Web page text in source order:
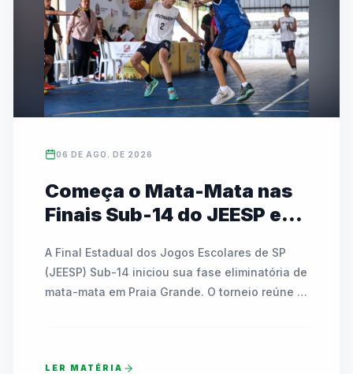
06 DE AGO. DE 2026
Começa o Mata-Mata nas
Finais Sub-14 do JEESP em
A Final Estadual dos Jogos Escolares de SP
(JEESP) Sub-14 iniciou sua fase eliminatória de
mata-mata em Praia Grande. O torneio reúne
até sábado e contam com transmissão ao vivo
LER MATÉRIA